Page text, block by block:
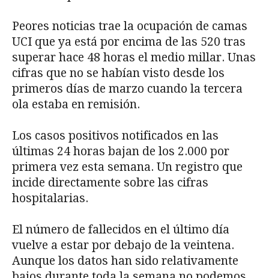
Peores noticias trae la ocupación de camas
UCI que ya está por encima de las 520 tras
superar hace 48 horas el medio millar. Unas
cifras que no se habían visto desde los
primeros días de marzo cuando la tercera
ola estaba en remisión.
Los casos positivos notificados en las
últimas 24 horas bajan de los 2.000 por
primera vez esta semana. Un registro que
incide directamente sobre las cifras
hospitalarias.
El número de fallecidos en el último día
vuelve a estar por debajo de la veintena.
Aunque los datos han sido relativamente